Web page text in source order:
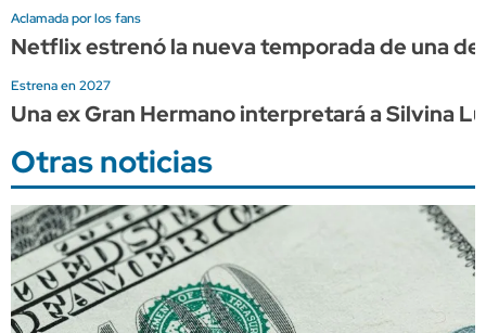
Aclamada por los fans
Netflix estrenó la nueva temporada de una
Estrena en 2027
Una ex Gran Hermano interpretará a Silvina
Otras noticias